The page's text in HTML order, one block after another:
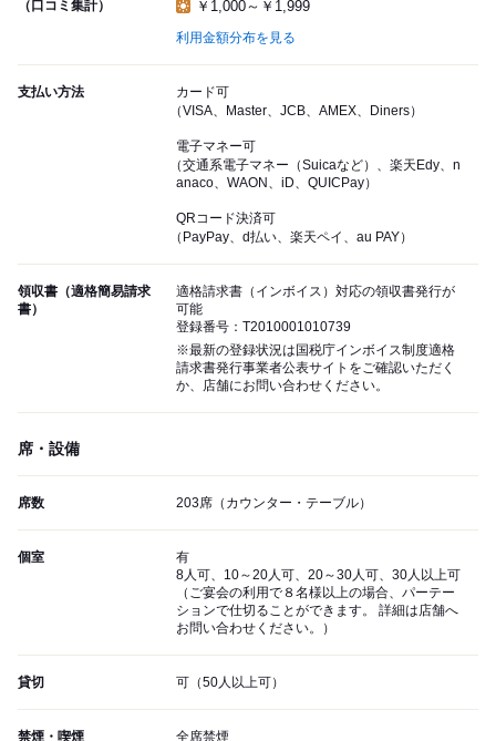
（口コミ集計）
￥1,000～￥1,999
利用金額分布を見る
支払い方法
カード可
（VISA、Master、JCB、AMEX、Diners）
電子マネー可
（交通系電子マネー（Suicaなど）、楽天Edy、n
anaco、WAON、iD、QUICPay）
QRコード決済可
（PayPay、d払い、楽天ペイ、au PAY）
領収書（適格簡易請求
書）
適格請求書（インボイス）対応の領収書発行が
可能
登録番号：T2010001010739
※最新の登録状況は国税庁インボイス制度適格
請求書発行事業者公表サイトをご確認いただく
か、店舗にお問い合わせください。
席・設備
席数 203席（カウンター・テーブル）
個室
有
8人可、10～20人可、20～30人可、30人以上可
（ご宴会の利用で８名様以上の場合、パーテー
ションで仕切ることができます。 詳細は店舗へ
お問い合わせください。）
貸切 可（50人以上可）
禁煙・喫煙 全席禁煙